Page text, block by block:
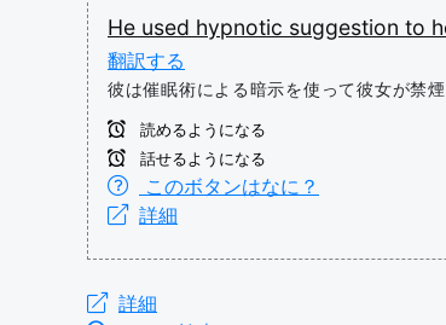
He used hypnotic suggestion to
翻訳する
彼は催眠術による暗示を使って彼女が禁
読めるようになる
話せるようになる
このボタンはなに？
詳細
詳細